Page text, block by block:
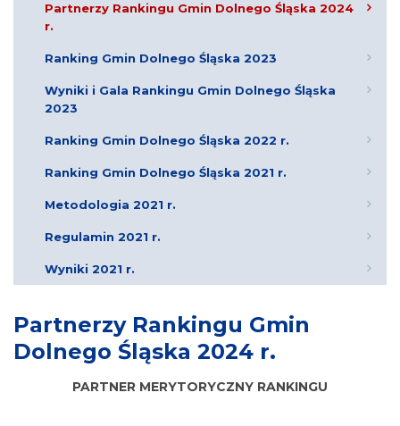
Partnerzy Rankingu Gmin Dolnego Śląska 2024
r.
Ranking Gmin Dolnego Śląska 2023
Wyniki i Gala Rankingu Gmin Dolnego Śląska
2023
Ranking Gmin Dolnego Śląska 2022 r.
Ranking Gmin Dolnego Śląska 2021 r.
Metodologia 2021 r.
Regulamin 2021 r.
Wyniki 2021 r.
Partnerzy Rankingu Gmin
Dolnego Śląska 2024 r.
PARTNER MERYTORYCZNY RANKINGU